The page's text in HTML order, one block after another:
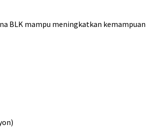
BLK mampu meningkatkan kemampuan